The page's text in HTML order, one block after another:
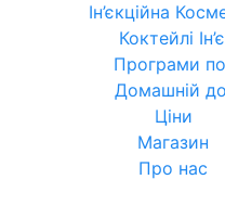
Ін’єкційна
Коктейлі
Програми по
Домашній
Ціни
Магазин
Про нас